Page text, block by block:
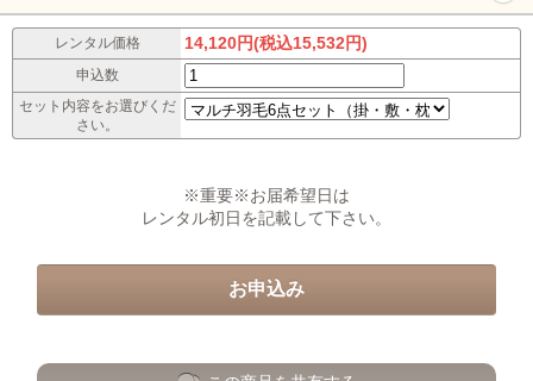
レンタル価格 14,120円(税込15,532円)
申込数
セット内容をお選びくだ
さい。
※重要※お届希望日は
レンタル初日を記載して下さい。